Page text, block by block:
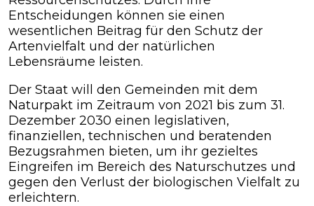
Entscheidungen können sie einen
wesentlichen Beitrag für den Schutz der
Artenvielfalt und der natürlichen
Lebensräume leisten.
Der Staat will den Gemeinden mit dem
Naturpakt im Zeitraum von 2021 bis zum 31.
Dezember 2030 einen legislativen,
finanziellen, technischen und beratenden
Bezugsrahmen bieten, um ihr gezieltes
Eingreifen im Bereich des Naturschutzes und
gegen den Verlust der biologischen Vielfalt zu
erleichtern.